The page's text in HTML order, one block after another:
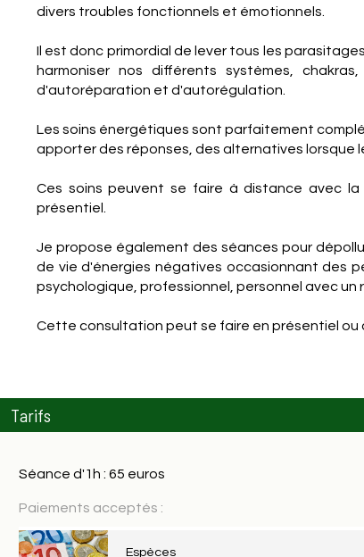
divers troubles fonctionnels et émotionnels.
Il est donc primordial de lever tous les
harmoniser nos différents systèmes,
d'autoréparation et d'autorégulation.
Les soins énergétiques sont parfaitement
apporter des réponses, des alternatives lorsque
Ces soins peuvent se faire à distance avec
présentiel.
Je propose également des séances pour
de vie d'énergies négatives occasionnant des
psychologique, professionnel, personnel avec un
Cette consultation peut se faire en présentiel ou
Tarifs
Séance d'1h : 65 euros
Paiements acceptés :
Espèces